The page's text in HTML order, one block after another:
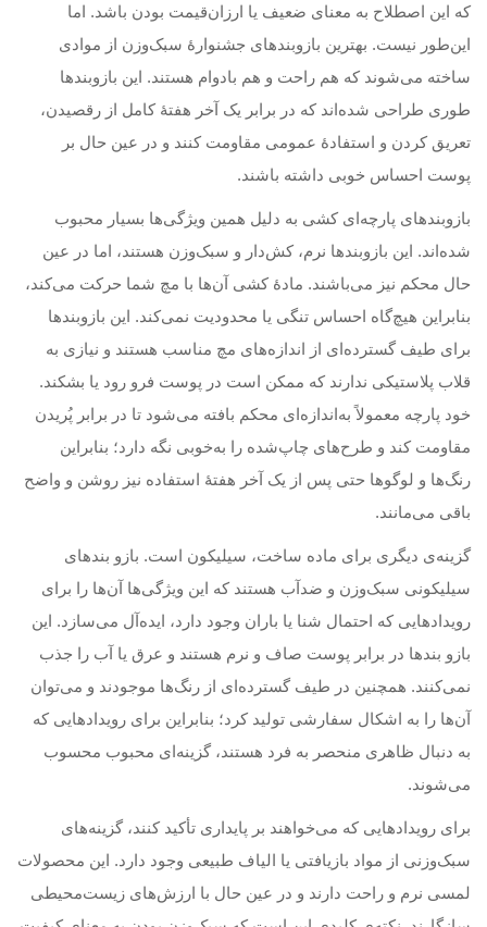
که این اصطلاح به معنای ضعیف یا ارزان‌قیمت بودن باشد. اما
این‌طور نیست. بهترین بازوبندهای جشنوارهٔ سبک‌وزن از موادی
ساخته می‌شوند که هم راحت و هم بادوام هستند. این بازوبندها
طوری طراحی شده‌اند که در برابر یک آخر هفتهٔ کامل از رقصیدن،
تعریق کردن و استفادهٔ عمومی مقاومت کنند و در عین حال بر
پوست احساس خوبی داشته باشند.
بازوبندهای پارچه‌ای کشی به دلیل همین ویژگی‌ها بسیار محبوب
شده‌اند. این بازوبندها نرم، کش‌دار و سبک‌وزن هستند، اما در عین
حال محکم نیز می‌باشند. مادهٔ کشی آن‌ها با مچ شما حرکت می‌کند،
بنابراین هیچ‌گاه احساس تنگی یا محدودیت نمی‌کند. این بازوبندها
برای طیف گسترده‌ای از اندازه‌های مچ مناسب هستند و نیازی به
قلاب پلاستیکی ندارند که ممکن است در پوست فرو رود یا بشکند.
خود پارچه معمولاً به‌اندازه‌ای محکم بافته می‌شود تا در برابر پُریدن
مقاومت کند و طرح‌های چاپ‌شده را به‌خوبی نگه دارد؛ بنابراین
رنگ‌ها و لوگوها حتی پس از یک آخر هفتهٔ استفاده نیز روشن و واضح
باقی می‌مانند.
گزینه‌ی دیگری برای ماده ساخت، سیلیکون است. بازو بند‌های
سیلیکونی سبک‌وزن و ضدآب هستند که این ویژگی‌ها آن‌ها را برای
رویدادهایی که احتمال شنا یا باران وجود دارد، ایده‌آل می‌سازد. این
بازو بند‌ها در برابر پوست صاف و نرم هستند و عرق یا آب را جذب
نمی‌کنند. همچنین در طیف گسترده‌ای از رنگ‌ها موجودند و می‌توان
آن‌ها را به اشکال سفارشی تولید کرد؛ بنابراین برای رویدادهایی که
به دنبال ظاهری منحصر به فرد هستند، گزینه‌ای محبوب محسوب
می‌شوند.
برای رویدادهایی که می‌خواهند بر پایداری تأکید کنند، گزینه‌های
سبک‌وزنی از مواد بازیافتی یا الیاف طبیعی وجود دارد. این محصولات
لمسی نرم و راحت دارند و در عین حال با ارزش‌های زیست‌محیطی